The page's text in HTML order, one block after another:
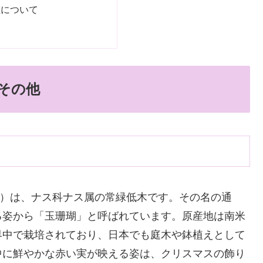
ついて
の他
）は、ナス科ナス属の常緑低木です。その名の通
から「玉珊瑚」と呼ばれています。原産地は南米
で栽培されており、日本でも庭木や鉢植えとして
鮮やかな赤い実が映える姿は、クリスマスの飾り